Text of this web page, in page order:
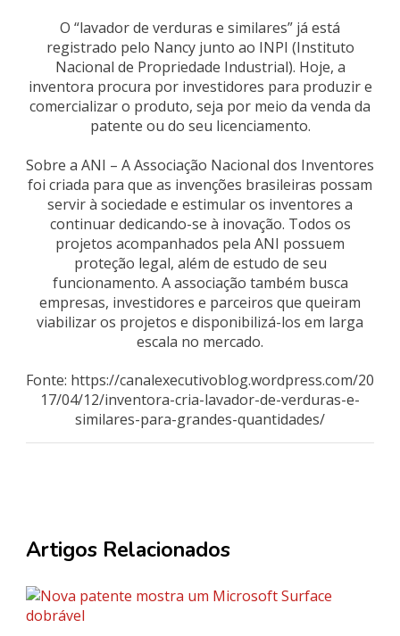
O “lavador de verduras e similares” já está
registrado pelo Nancy junto ao INPI (Instituto
Nacional de Propriedade Industrial). Hoje, a
inventora procura por investidores para produzir e
comercializar o produto, seja por meio da venda da
patente ou do seu licenciamento.
Sobre a ANI – A Associação Nacional dos Inventores
foi criada para que as invenções brasileiras possam
servir à sociedade e estimular os inventores a
continuar dedicando-se à inovação. Todos os
projetos acompanhados pela ANI possuem
proteção legal, além de estudo de seu
funcionamento. A associação também busca
empresas, investidores e parceiros que queiram
viabilizar os projetos e disponibilizá-los em larga
escala no mercado.
Fonte: https://canalexecutivoblog.wordpress.com/20
17/04/12/inventora-cria-lavador-de-verduras-e-
similares-para-grandes-quantidades/
Artigos Relacionados